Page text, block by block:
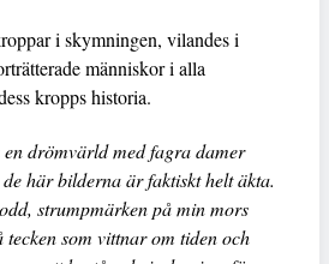
i skymningen, vilandes i
människor i alla
kropps historia.
drömvärld med fagra damer
här bilderna är faktiskt helt äkta.
strumpmärken på min mors
som vittnar om tiden och